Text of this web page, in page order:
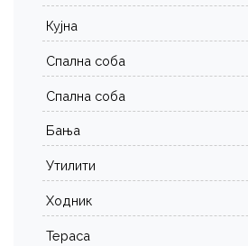
Кујна
Спална соба
Спална соба
Бања
Утилити
Ходник
Тераса